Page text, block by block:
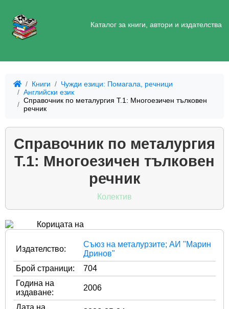
Каталог за книги, автори и издателства
Книги
Чужди езици: Помагала, речници
Английски език
Справочник по металургия Т.1: Многоезичен тълковен
речник
Справочник по металургия
Т.1: Многоезичен тълковен
речник
Колектив
Издателство:
Съюз на металурзите; АИ "Марин
Дринов"
Брой страници:
704
Година на
издаване:
2006